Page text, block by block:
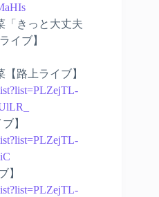
「きっと大丈夫
イブ】
【路上ライブ】
】
】